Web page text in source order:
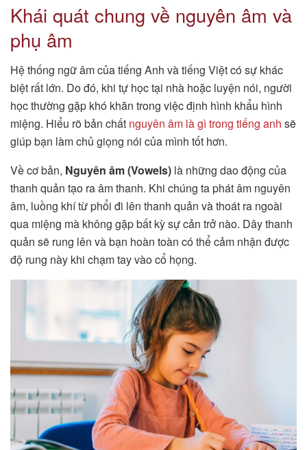
Khái quát chung về nguyên âm và
phụ âm
Hệ thống ngữ âm của tiếng Anh và tiếng Việt có sự khác
biệt rất lớn. Do đó, khi tự học tại nhà hoặc luyện nói, người
học thường gặp khó khăn trong việc định hình khẩu hình
miệng. Hiểu rõ bản chất nguyên âm là gì trong tiếng anh sẽ
giúp bạn làm chủ giọng nói của mình tốt hơn.
Về cơ bản, Nguyên âm (Vowels) là những dao động của
thanh quản tạo ra âm thanh. Khi chúng ta phát âm nguyên
âm, luồng khí từ phổi đi lên thanh quản và thoát ra ngoài
qua miệng mà không gặp bất kỳ sự cản trở nào. Dây thanh
quản sẽ rung lên và bạn hoàn toàn có thể cảm nhận được
độ rung này khi chạm tay vào cổ họng.